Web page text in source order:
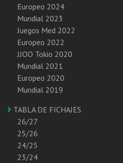
Europeo 2024
Mundial 2023
Juegos Med 2022
Europeo 2022
JJOO Tokio 2020
Mundial 2021
Europeo 2020
Mundial 2019
TABLA DE FICHAJES
26/27
25/26
24/25
23/24